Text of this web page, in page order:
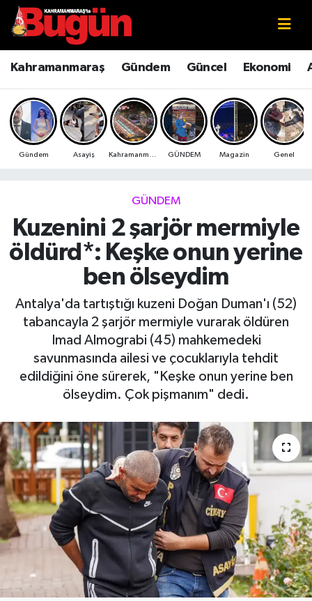
Kahramanmaraş Gündem Güncel Ekonomi
Gündem Asayiş GÜNDEM Magazin Genel
GÜNDEM
Kuzenini 2 şarjör mermiyle
öldürd*: Keşke onun yerine
ben ölseydim
Antalya'da tartıştığı kuzeni Doğan Duman'ı (52)
tabancayla 2 şarjör mermiyle vurarak öldüren
Imad Almograbi (45) mahkemedeki
savunmasında ailesi ve çocuklarıyla tehdit
edildiğini öne sürerek, "Keşke onun yerine ben
ölseydim. Çok pişmanım" dedi.
Kahramanmaraş
Kahramanmaraş Sokak Röportajları
Bilim ve Teknoloji
Çevre
Ekonomi
Güncel
Haberde İnsan
Kültür Sanat
Manşet Altı
Manşetler
Resmi İlan
Sağlık
Spor
Kahramanmaraş Nöbetçi Eczaneler
Kahramanmaraş Hava Durumu
Kahramanmaraş Namaz Vakitleri
Kahramanmaraş Trafik Yoğunluk Haritası
Süper Lig Puan Durumu ve Fikstür
Tüm Manşetler
Son Dakika Haberleri
Haber Arşivi